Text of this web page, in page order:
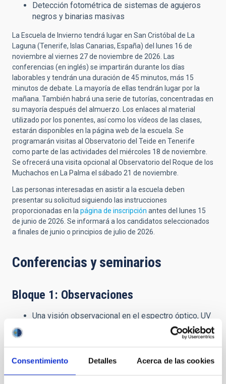
Consentimiento Detalles Acerca de las cookies
Detección fotométrica de sistemas de agujeros
negros y binarias masivas
La Escuela de Invierno tendrá lugar en San Cristóbal de La
Laguna (Tenerife, Islas Canarias, España) del lunes 16 de
noviembre al viernes 27 de noviembre de 2026. Las
conferencias (en inglés) se impartirán durante los días
laborables y tendrán una duración de 45 minutos, más 15
minutos de debate. La mayoría de ellas tendrán lugar por la
mañana. También habrá una serie de tutorías, concentradas en
su mayoría después del almuerzo. Los enlaces al material
utilizado por los ponentes, así como los vídeos de las clases,
estarán disponibles en la página web de la escuela. Se
programarán visitas al Observatorio del Teide en Tenerife
como parte de las actividades del miércoles 18 de noviembre.
Se ofrecerá una visita opcional al Observatorio del Roque de los
Muchachos en La Palma el sábado 21 de noviembre.
Las personas interesadas en asistir a la escuela deben
presentar su solicitud siguiendo las instrucciones
proporcionadas en la página de inscripción antes del lunes 15
de junio de 2026. Se informará a los candidatos seleccionados
a finales de junio o principios de julio de 2026.
Conferencias y seminarios
Bloque 1: Observaciones
Una visión observacional en el espectro óptico, UV
e IR de las estrellas masivas a lo largo del tiempo
cósmico - Miriam García (Centro de Astrobiología,
Madrid, España)
Agujeros negros de masa estelar: una perspectiva